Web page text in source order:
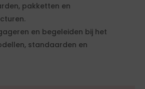
pakketten en
en begeleiden bij het
standaarden en